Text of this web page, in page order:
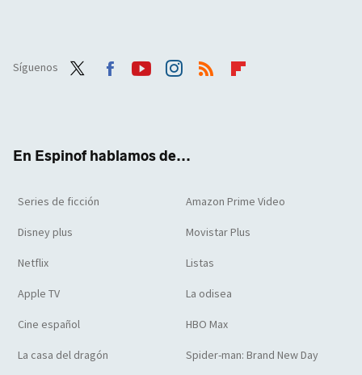
Síguenos
En Espinof hablamos de...
Series de ficción Amazon Prime Video
Disney plus Movistar Plus
Netflix Listas
Apple TV La odisea
Cine español HBO Max
La casa del dragón Spider-man: Brand New Day